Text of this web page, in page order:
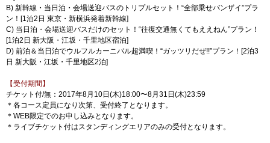
B) 新幹線・当日泊・会場送迎バスのトリプルセット！“全部乗せバンザイ”プラ
ン！[1泊2日 東京・新横浜発着新幹線]
C) 当日泊・会場送迎バスだけのセット！“往復交通無くてもええねん”プラン！
[1泊2日 新大阪・江坂・千里地区宿泊]
D) 前泊＆当日泊でウルフルカーニバル超満喫！“ガッツリだぜ!!”プラン！[2泊3
日 新大阪・江坂・千里地区2泊]
【受付期間】
チケット付/無：2017年8月10日(木)18:00〜8月31日(木)23:59
＊各コース定員になり次第、受付終了となります。
＊WEB限定でのお申し込みとなります。
＊ライブチケット付はスタンディングエリアのみの受付となります。